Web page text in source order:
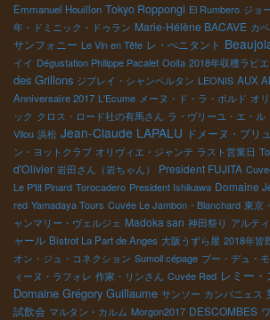
Emmanuel Houillon Tokyo Roppongi El Rumbero ジョ
年・ドミニック・ドゥラン Marie-Hélène BACAVE カ
サンフォニー Le Vin en Tête レ・ぺニタント
イイ Dégustation Philippe Pacalet Ooita 2018年収穫ラピ
des Grillons ジブレイ・シャンベルタン LEONIS AUX
Anniversaire 2017 L'Ecume メーヌ・ド・ラ・ボルド オ
ック クロス・ロード社の有馬さん ラ・ヴリーユ・エ・ル
Vilou 浜松 Jean-Claude LAPALU ドメーヌ・プリ
ン・ヨットクラブ オリヴィエ・ジャンテ ラスト営業日
d'Olivier 岩田さん（岩ちゃん） President FUJITA
Le P'tit Pinard Torocadero President Ishikawa Domaine
red Yamadaya Tours Cuvée Le Jambon・Blanchard 東京
ャンマリー・ヴェルジェ Madoka san 神田祭り アルテ
ャール Bistrot La Part de Anges 大阪うずら屋 2018年皆
オン・ジュ・コネクション Sumoll cépage ブー・デュ・
ィーヌ・ラフォレ 作家・リンさん Cuvée Red レミー
Domaine Grégory Guillaume サンソー カンパニェス
試飲会 マルタン・カルム Morgon2017 DESCOMBES